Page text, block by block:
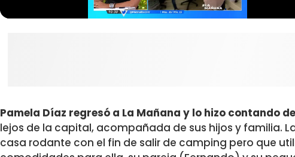
Pamela Díaz regresó a La Mañana y lo hizo contando
lejos de la capital, acompañada de sus hijos y familia.
casa rodante con el fin de salir de camping pero que